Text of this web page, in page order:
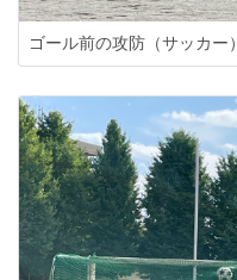
ゴール前の攻防（サッカー）